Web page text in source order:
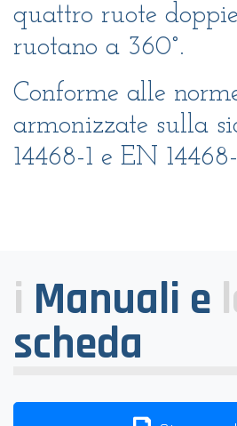
quattro ruote
ruotano a 360°.
Conforme alle
armonizzate sulla
14468-1 e EN
i Manuali e
scheda